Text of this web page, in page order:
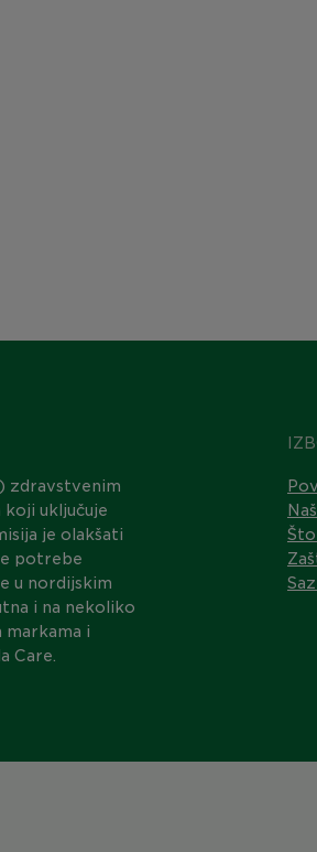
zdravstvenim
uključuje
je olakšati
potrebe
u nordijskim
i na nekoliko
i
Care.
Što